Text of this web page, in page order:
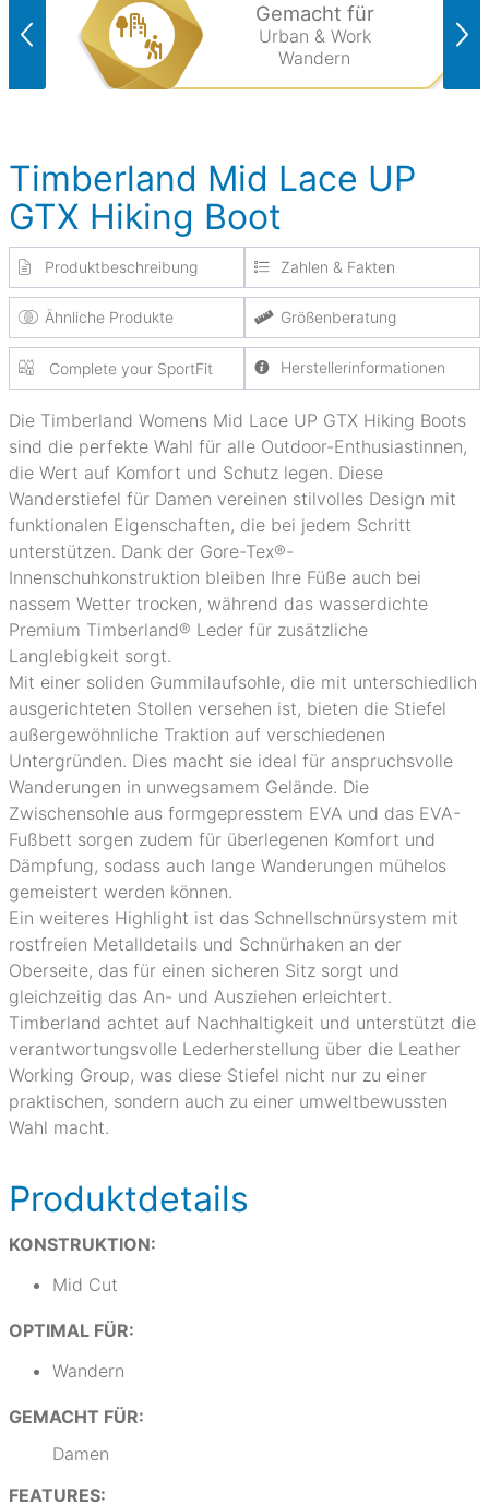
Gemacht für
Urban & Work
Wandern
Timberland Mid Lace UP
GTX Hiking Boot
Produktbeschreibung Zahlen & Fakten
Ähnliche Produkte Größenberatung
Complete your SportFit Herstellerinformationen
Die Timberland Womens Mid Lace UP GTX Hiking Boots
sind die perfekte Wahl für alle Outdoor-Enthusiastinnen,
die Wert auf Komfort und Schutz legen. Diese
Wanderstiefel für Damen vereinen stilvolles Design mit
funktionalen Eigenschaften, die bei jedem Schritt
unterstützen. Dank der Gore-Tex®-
Innenschuhkonstruktion bleiben Ihre Füße auch bei
nassem Wetter trocken, während das wasserdichte
Premium Timberland® Leder für zusätzliche
Langlebigkeit sorgt.
Mit einer soliden Gummilaufsohle, die mit unterschiedlich
ausgerichteten Stollen versehen ist, bieten die Stiefel
außergewöhnliche Traktion auf verschiedenen
Untergründen. Dies macht sie ideal für anspruchsvolle
Wanderungen in unwegsamem Gelände. Die
Zwischensohle aus formgepresstem EVA und das EVA-
Fußbett sorgen zudem für überlegenen Komfort und
Dämpfung, sodass auch lange Wanderungen mühelos
gemeistert werden können.
Ein weiteres Highlight ist das Schnellschnürsystem mit
rostfreien Metalldetails und Schnürhaken an der
Oberseite, das für einen sicheren Sitz sorgt und
gleichzeitig das An- und Ausziehen erleichtert.
Timberland achtet auf Nachhaltigkeit und unterstützt die
verantwortungsvolle Lederherstellung über die Leather
Working Group, was diese Stiefel nicht nur zu einer
praktischen, sondern auch zu einer umweltbewussten
Wahl macht.
Produktdetails
KONSTRUKTION:
Mid Cut
OPTIMAL FÜR:
Wandern
GEMACHT FÜR:
Damen
FEATURES: